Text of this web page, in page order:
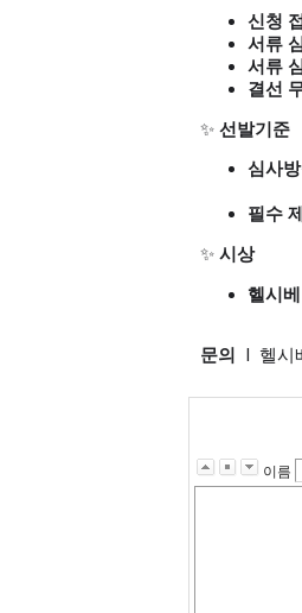
신청
서류
서류
결선
✨ 선발기준
심사
필수
✨ 시상
헬시
문의 I 헬시
이름